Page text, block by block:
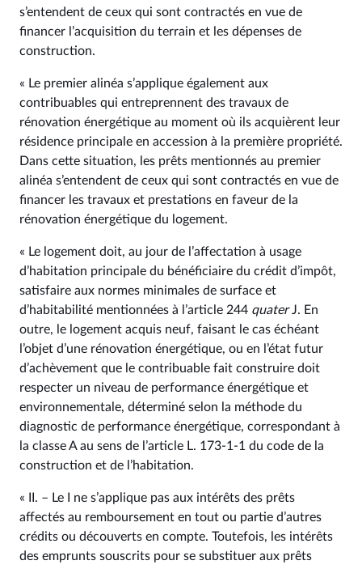
s’entendent de ceux qui sont contractés en vue de
financer l’acquisition du terrain et les dépenses de
construction.
« Le premier alinéa s’applique également aux
contribuables qui entreprennent des travaux de
rénovation énergétique au moment où ils acquièrent leur
résidence principale en accession à la première propriété.
Dans cette situation, les prêts mentionnés au premier
alinéa s’entendent de ceux qui sont contractés en vue de
financer les travaux et prestations en faveur de la
rénovation énergétique du logement.
« Le logement doit, au jour de l’affectation à usage
d’habitation principale du bénéficiaire du crédit d’impôt,
satisfaire aux normes minimales de surface et
d’habitabilité mentionnées à l’article 244 quater J. En
outre, le logement acquis neuf, faisant le cas échéant
l’objet d’une rénovation énergétique, ou en l’état futur
d’achèvement que le contribuable fait construire doit
respecter un niveau de performance énergétique et
environnementale, déterminé selon la méthode du
diagnostic de performance énergétique, correspondant à
la classe A au sens de l’article L. 173‑1‑1 du code de la
construction et de l’habitation.
« II. – Le I ne s’applique pas aux intérêts des prêts
affectés au remboursement en tout ou partie d’autres
crédits ou découverts en compte. Toutefois, les intérêts
des emprunts souscrits pour se substituer aux prêts